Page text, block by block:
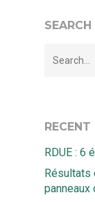
SEARCH
RDUE : 6
Résultats
panneaux